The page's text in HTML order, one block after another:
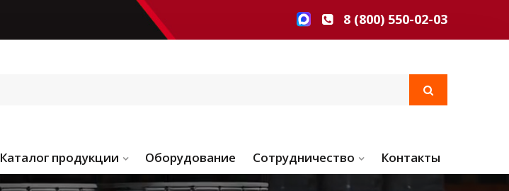
8 (800) 550-02-03
Каталог продукции Оборудование Сотрудничество Контакты